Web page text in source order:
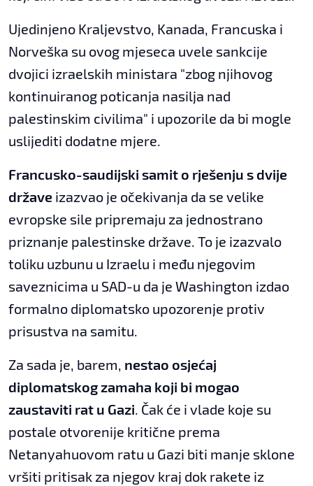
Ujedinjeno Kraljevstvo, Kanada, Francuska i
Norveška su ovog mjeseca uvele sankcije
dvojici izraelskih ministara "zbog njihovog
kontinuiranog poticanja nasilja nad
palestinskim civilima" i upozorile da bi mogle
uslijediti dodatne mjere.
Francusko-saudijski samit o rješenju s dvije
države izazvao je očekivanja da se velike
evropske sile pripremaju za jednostrano
priznanje palestinske države. To je izazvalo
toliku uzbunu u Izraelu i među njegovim
saveznicima u SAD-u da je Washington izdao
formalno diplomatsko upozorenje protiv
prisustva na samitu.
Za sada je, barem, nestao osjećaj
diplomatskog zamaha koji bi mogao
zaustaviti rat u Gazi. Čak će i vlade koje su
postale otvorenije kritične prema
Netanyahuovom ratu u Gazi biti manje sklone
vršiti pritisak za njegov kraj dok rakete iz